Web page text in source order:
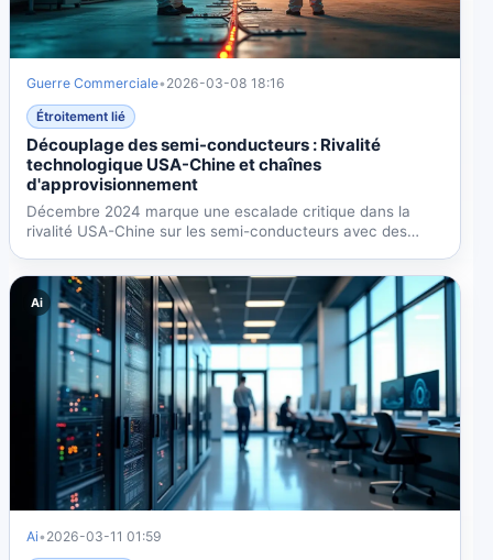
Guerre Commerciale• 2026-03-08 18:16
Étroitement lié
Découplage des semi-conducteurs : Rivalité
technologique USA-Chine et chaînes
d'approvisionnement
Décembre 2024 marque une escalade critique dans la
rivalité USA-Chine sur les semi-conducteurs avec des
Ai
Ai• 2026-03-11 01:59